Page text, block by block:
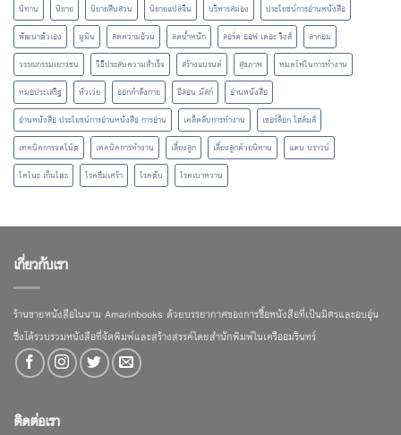
นิทาน
นิยาย นิยายสืบสวน นิยายแปลจีน บริหารสมอง
ประโยชน์การอ่านหนังสือ
พัฒนาตัวเอง
มูมิน ลดความอ้วน ลดน้ำหนัก ลอร์ด ออฟ เดอะ ริงส์
ลากอม
วรรณกรรมเยาวชน
วิธีประสบความสำเร็จ สร้างแบรนด์ สุขภาพ
หมดไฟในการทำงาน
หมอประเสริฐ
หัวเว่ย ออกกำลังกาย อีลอน มัสก์
อ่านหนังสือ
อ่านหนังสือ ประโยชน์การอ่านหนังสือ การอ่าน
เคล็ดลับการทำงาน
เชอร์ล็อก โฮล์มส์
เทคนิคการจดโน้ต
เทคนิคการทำงาน เลี้ยงลูก เลี้ยงลูกด้วยนิทาน
แดน บราวน์
โคโนะ เก็นโตะ
โรคซึมเศร้า โรคตับ โรคเบาหวาน
เกี่ยวกับเรา
ร้านขายหนังสือในนาม Amarinbooks ด้วยบรรยากาศของการซื้อหนังสือที่เป็นมิตรและอบอุ่น
ซึ่งได้รวบรวมหนังสือที่จัดพิมพ์และสร้างสรรค์โดยสำนักพิมพ์ในเครืออมรินทร์
ติดต่อเรา